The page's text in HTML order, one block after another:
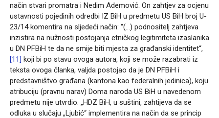
način stvari promatra i Nedim Ademović. On zahtjev za ocjenu
ustavnosti pojedinih odredbi IZ BiH u predmetu US BiH broj U-
23/14 komentira na sljedeći način: “(…) podnositelj zahtjeva
inzistira na nužnosti postojanja etničkog legitimiteta izaslanika
u DN PFBiH te da ne smije biti mjesta za građanski identitet“,
[11] koji bi po stavu ovoga autora, koji se može razabrati iz
teksta ovoga članka, valjda postojao da je DN PFBiH i
predstavništvo građana (kantona kao federalnih jedinica), koju
atribuciju (pravnu narav) Doma naroda US BiH u navedenom
predmetu nije utvrdio. „HDZ BiH, u suštini, zahtijeva da se
odluka u slučaju „Ljubić“ implementira na način da se princip